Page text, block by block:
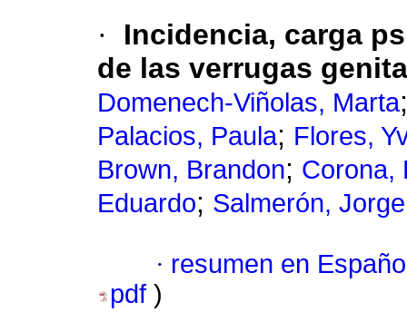
·
Incidencia, carga
de las verrugas
Domenech-Viñolas, Marta
Palacios, Paula; Flores,
Brown, Brandon; Corona,
Eduardo; Salmerón, Jorge
· resumen en
pdf )